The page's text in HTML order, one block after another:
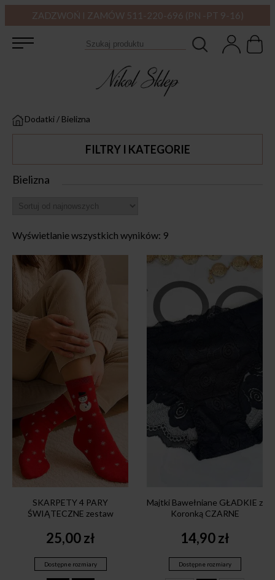
ZADZWOŃ I ZAMÓW 511-220-696 (PN -PT 9-16)
Dodatki / Bielizna
FILTRY I KATEGORIE
Bielizna
Wyświetlanie wszystkich wyników: 9
SKARPETY 4 PARY
ŚWIĄTECZNE zestaw
25,00zł
Dostępne rozmiary
Majtki Bawełniane GŁADKIE z
Koronką CZARNE
14,90zł
Dostępne rozmiary